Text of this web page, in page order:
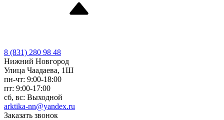
8 (831) 280 98 48
Нижний Новгород
Улица Чаадаева, 1Ш
пн-чт: 9:00-18:00
пт: 9:00-17:00
сб, вс: Выходной
arktika-nn@yandex.ru
Заказать звонок